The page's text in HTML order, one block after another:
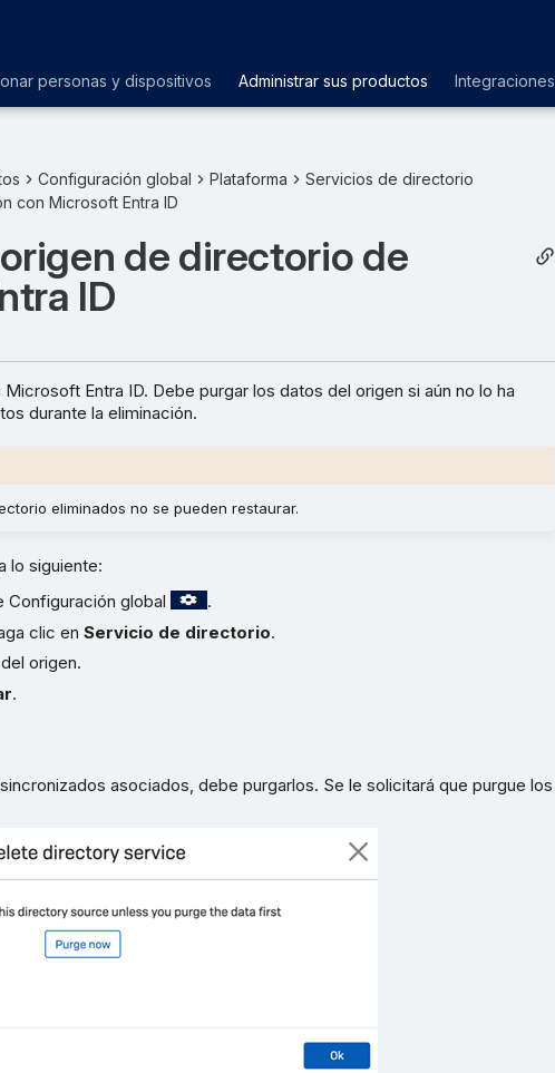
personas y dispositivos Administrar sus productos Integraciones
Configuración global Plataforma
Servicios de directorio
con Microsoft Entra ID
de directorio de
ID
Entra ID. Debe purgar los datos del origen si aún no lo ha
durante la eliminación.
eliminados no se pueden restaurar.
lo siguiente:
Configuración global
.
clic enServicio de directorio.
origen.
.
asociados, debe purgarlos. Se le solicitará que purgue los